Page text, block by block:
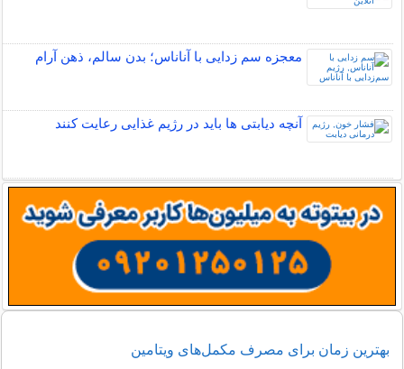
معجزه سم زدایی با آناناس؛ بدن سالم، ذهن آرام
آنچه دیابتی ها باید در رژیم غذایی رعایت کنند
بهترین زمان برای مصرف مکمل‌های ویتامین